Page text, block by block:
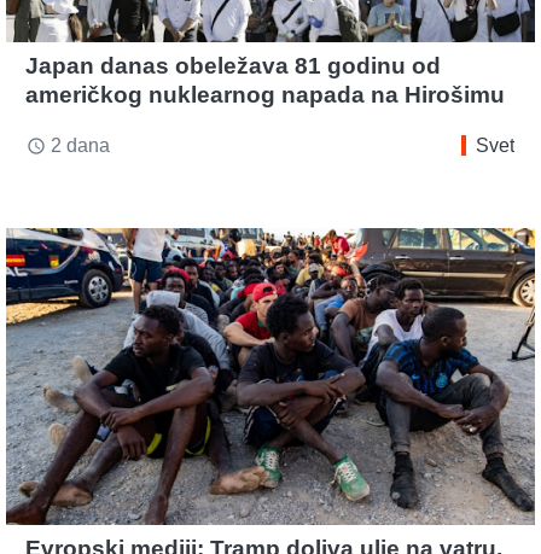
Japan danas obeležava 81 godinu od
američkog nuklearnog napada na Hirošimu
access_time 2 dana Svet